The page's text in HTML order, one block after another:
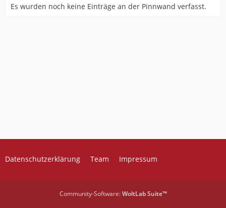
Es wurden noch keine Einträge an der Pinnwand verfasst.
Datenschutzerklärung Team Impressum
Community-Software:WoltLab Suite™